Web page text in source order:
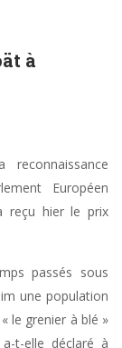
à
Européen
reçu hier le prix
passés sous
une population
le grenier à blé »
t-elle déclaré à